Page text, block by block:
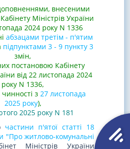
внесеними
Міністрів України
2024 року N 1336
абзацами третім - п'ятим
підпунктами 3 - 9 пункту 3
змін,
постановою Кабінету
від 22 листопада 2024
року N 1336,
з 27 листопада
2025 року),
2025 року N 181
частини п'ятої статті 18
"Про житлово-комунальні
Міністрів України